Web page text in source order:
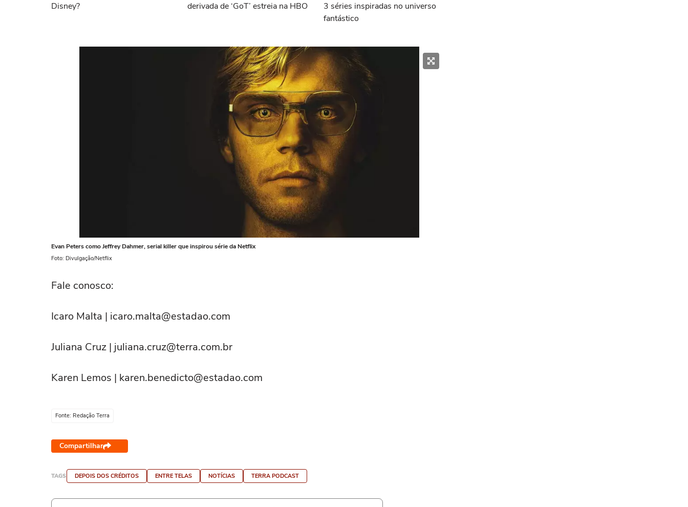
Disney?
derivada de ‘GoT’ estreia na HBO
3 séries inspiradas no universo
fantástico
Evan Peters como Jeffrey Dahmer, serial killer que inspirou série da Netflix
Foto: Divulgação/Netflix
Fale conosco:
Icaro Malta | icaro.malta@estadao.com
Juliana Cruz | juliana.cruz@terra.com.br
Karen Lemos | karen.benedicto@estadao.com
Fonte: Redação Terra
Compartilhar
TAGS DEPOIS DOS CRÉDITOS ENTRE TELAS NOTÍCIAS TERRA PODCAST